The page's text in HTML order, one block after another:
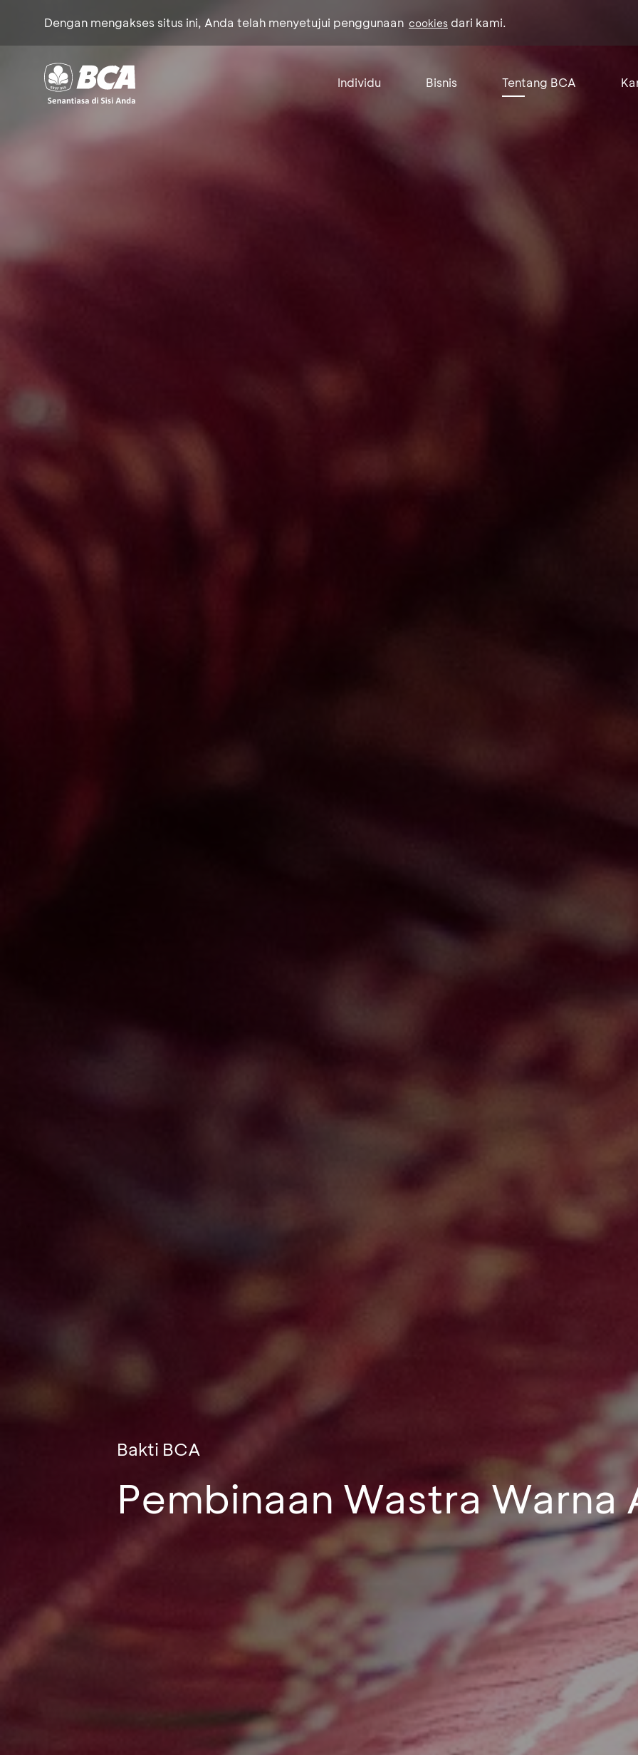
Dengan mengakses situs ini, Anda telah menyetujui penggunaan cookies dari kami.
Individu Bisnis Tentang BCA
Bakti BCA
Pembinaan Wastra Warna